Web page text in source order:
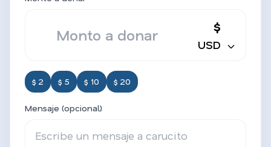
$
USD
$ 2 $ 5 $ 10 $ 20
Mensaje (opcional)